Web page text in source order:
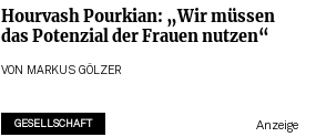
Hourvash Pourkian: „Wir müssen
das Potenzial der Frauen nutzen“
VON MARKUS GÖLZER
GESELLSCHAFT Anzeige